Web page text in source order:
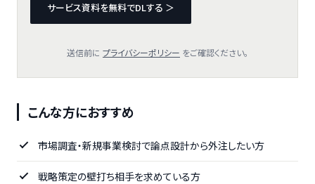
サービス資料を無料でDLする ＞
送信前に プライバシーポリシー をご確認ください。
こんな方におすすめ
市場調査・新規事業検討で論点設計から外注したい方
戦略策定の壁打ち相手を求めている方